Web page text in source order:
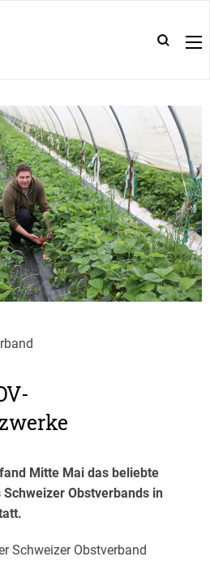
Mitte Mai das beliebte
Obstverbands in
Schweizer Obstverband